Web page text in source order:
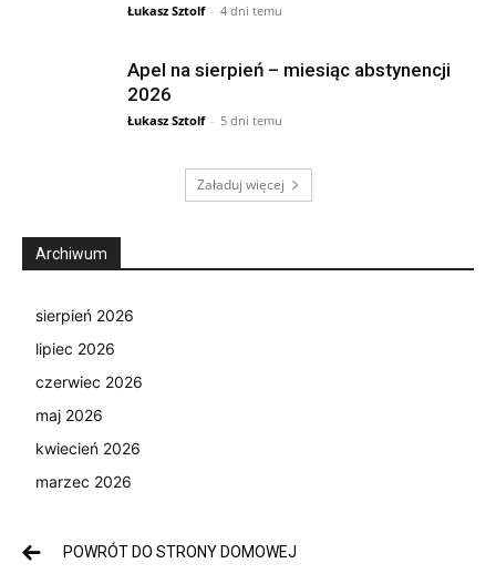
Łukasz Sztolf - 4 dni temu
Apel na sierpień – miesiąc abstynencji
2026
Łukasz Sztolf - 5 dni temu
Załaduj więcej
Archiwum
sierpień 2026
lipiec 2026
czerwiec 2026
maj 2026
kwiecień 2026
marzec 2026
POWRÓT DO STRONY DOMOWEJ